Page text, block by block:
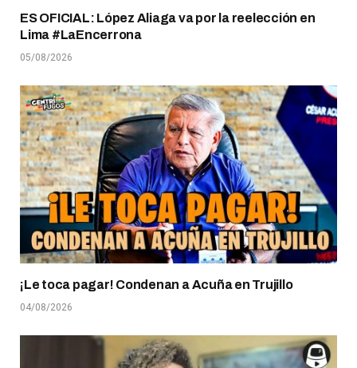
ES OFICIAL: López Aliaga va por la reelección en
Lima #LaEncerrona
05/08/2026
¡Le toca pagar! Condenan a Acuña en Trujillo
04/08/2026